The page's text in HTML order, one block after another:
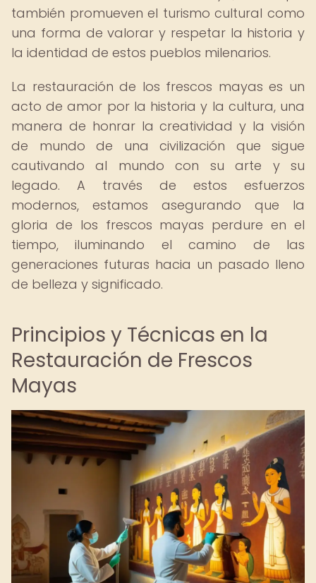
también promueven el turismo cultural como
una forma de valorar y respetar la historia y
la identidad de estos pueblos milenarios.
La restauración de los frescos mayas es un
acto de amor por la historia y la cultura, una
manera de honrar la creatividad y la visión
de mundo de una civilización que sigue
cautivando al mundo con su arte y su
legado. A través de estos esfuerzos
modernos, estamos asegurando que la
gloria de los frescos mayas perdure en el
tiempo, iluminando el camino de las
generaciones futuras hacia un pasado lleno
de belleza y significado.
Principios y Técnicas en la
Restauración de Frescos
Mayas